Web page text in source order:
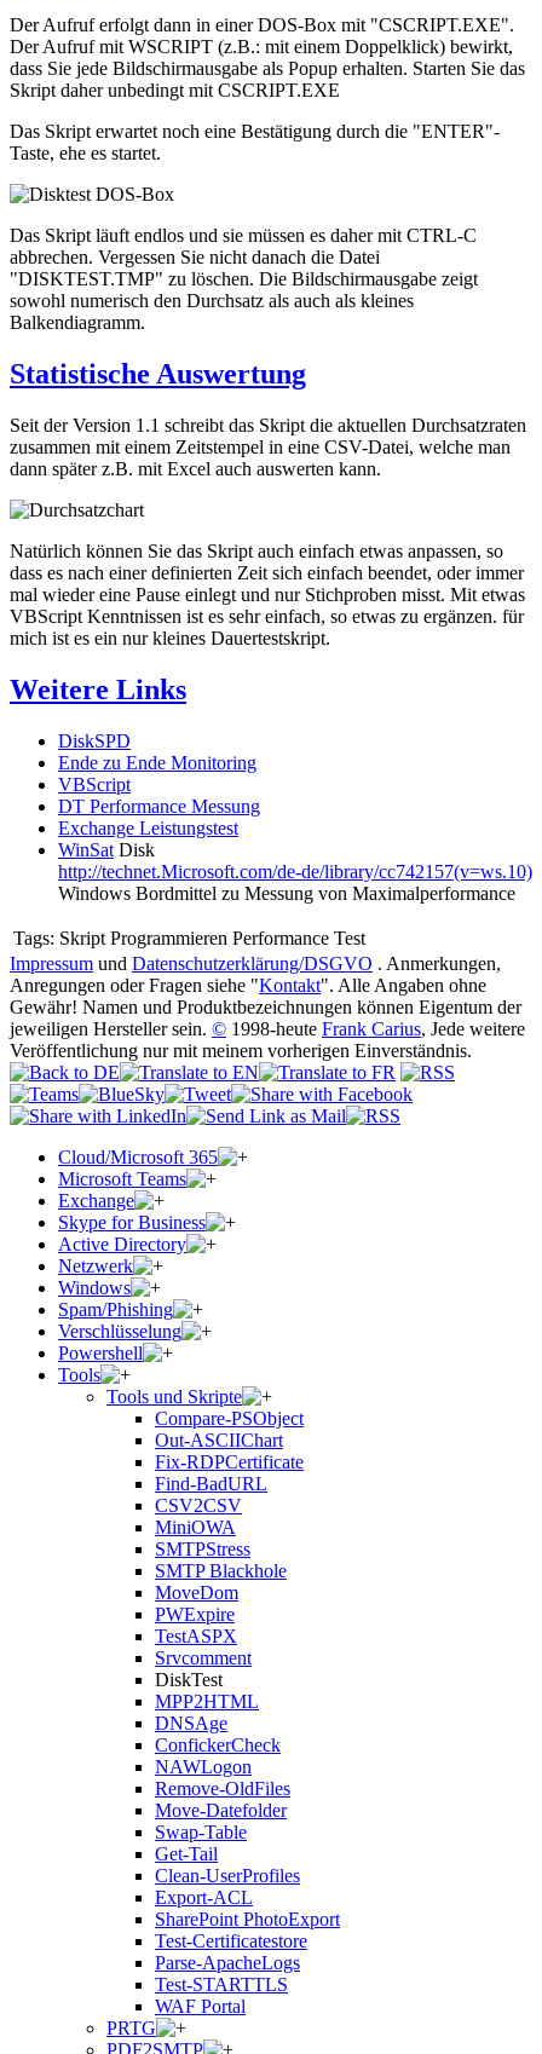
Der Aufruf erfolgt dann in einer DOS-Box mit "CSCRIPT.EXE".
Der Aufruf mit WSCRIPT (z.B.: mit einem Doppelklick) bewirkt,
dass Sie jede Bildschirmausgabe als Popup erhalten. Starten Sie das
Skript daher unbedingt mit CSCRIPT.EXE
Das Skript erwartet noch eine Bestätigung durch die "ENTER"-
Taste, ehe es startet.
Das Skript läuft endlos und sie müssen es daher mit CTRL-C
abbrechen. Vergessen Sie nicht danach die Datei
"DISKTEST.TMP" zu löschen. Die Bildschirmausgabe zeigt
sowohl numerisch den Durchsatz als auch als kleines
Balkendiagramm.
Statistische Auswertung
Seit der Version 1.1 schreibt das Skript die aktuellen Durchsatzraten
zusammen mit einem Zeitstempel in eine CSV-Datei, welche man
dann später z.B. mit Excel auch auswerten kann.
Natürlich können Sie das Skript auch einfach etwas anpassen, so
dass es nach einer definierten Zeit sich einfach beendet, oder immer
mal wieder eine Pause einlegt und nur Stichproben misst. Mit etwas
VBScript Kenntnissen ist es sehr einfach, so etwas zu ergänzen. für
mich ist es ein nur kleines Dauertestskript.
Weitere Links
DiskSPD
Ende zu Ende Monitoring
VBScript
DT Performance Messung
Exchange Leistungstest
WinSat Disk
http://technet.Microsoft.com/de-de/library/cc742157(v=ws.10)
Windows Bordmittel zu Messung von Maximalperformance
Tags: Skript Programmieren Performance Test
Impressum und Datenschutzerklärung/DSGVO . Anmerkungen,
Anregungen oder Fragen siehe "Kontakt". Alle Angaben ohne
Gewähr! Namen und Produktbezeichnungen können Eigentum der
jeweiligen Hersteller sein. © 1998-heute Frank Carius, Jede weitere
Veröffentlichung nur mit meinem vorherigen Einverständnis.
Cloud/Microsoft 365
Microsoft Teams
Exchange
Skype for Business
Active Directory
Netzwerk
Windows
Spam/Phishing
Verschlüsselung
Powershell
Tools
Tools und Skripte
Compare-PSObject
Out-ASCIIChart
Fix-RDPCertificate
Find-BadURL
CSV2CSV
MiniOWA
SMTPStress
SMTP Blackhole
MoveDom
PWExpire
TestASPX
Srvcomment
DiskTest
MPP2HTML
DNSAge
ConfickerCheck
NAWLogon
Remove-OldFiles
Move-Datefolder
Swap-Table
Get-Tail
Clean-UserProfiles
Export-ACL
SharePoint PhotoExport
Test-Certificatestore
Parse-ApacheLogs
Test-STARTTLS
WAF Portal
PRTG
PDF2SMTP